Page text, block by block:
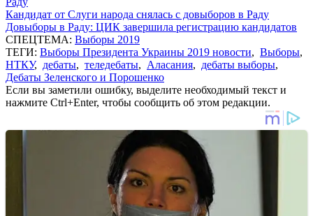
Кандидат от Слуги народа снялась с довыборов в Раду
Довыборы в Раду: ЦИК завершила регистрацию кандидатов
СПЕЦТЕМА: Выборы 2019
ТЕГИ: Выборы Президента Украины 2019 новости, Выборы,
НТКУ, дебаты, теледебаты, Аласания, дебаты выборы,
Дебаты Зеленского и Порошенко
Если вы заметили ошибку, выделите необходимый текст и
нажмите Ctrl+Enter, чтобы сообщить об этом редакции.